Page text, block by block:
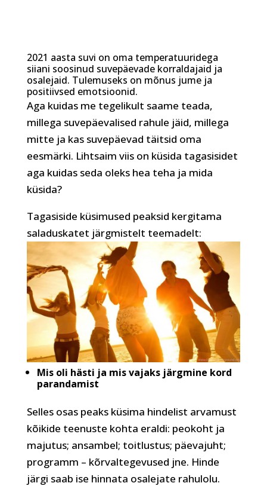
2021 aasta suvi on oma temperatuuridega
siiani soosinud suvepäevade korraldajaid ja
osalejaid. Tulemuseks on mõnus jume ja
positiivsed emotsioonid.
Aga kuidas me tegelikult saame teada,
millega suvepäevalised rahule jäid, millega
mitte ja kas suvepäevad täitsid oma
eesmärki. Lihtsaim viis on küsida tagasisidet
aga kuidas seda oleks hea teha ja mida
küsida?
Tagasiside küsimused peaksid kergitama
saladuskatet järgmistelt teemadelt:
Mis oli hästi ja mis vajaks järgmine kord
parandamist
Selles osas peaks küsima hindelist arvamust
kõikide teenuste kohta eraldi: peokoht ja
majutus; ansambel; toitlustus; päevajuht;
programm – kõrvaltegevused jne. Hinde
järgi saab ise hinnata osalejate rahulolu.